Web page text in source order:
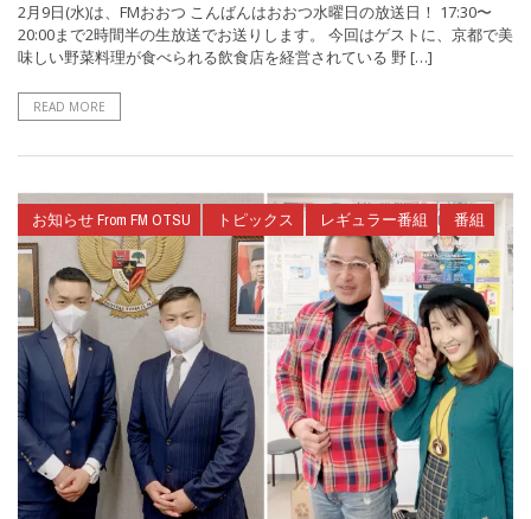
2月9日(水)は、FMおおつ こんばんはおおつ水曜日の放送日！ 17:30〜
20:00まで2時間半の生放送でお送りします。 今回はゲストに、京都で美
味しい野菜料理が食べられる飲食店を経営されている 野 […]
READ MORE
お知らせ From FM OTSU トピックス レギュラー番組 番組